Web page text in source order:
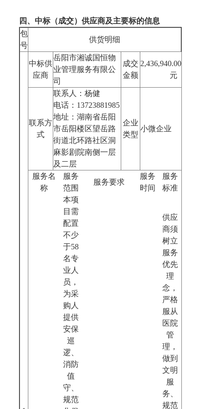
四、中标（成交）供应商及主要标的信息
包
号
供货明细
中标供
应商
岳阳市湘诚国恒物
业管理服务有限公
司
成交
金额
2,436,940.00
元
联系方
式
联系人：杨健
电话：13723881985
地址：湖南省岳阳
市岳阳楼区望岳路
街道北环路社区洞
麻影剧院南侧一层
及二层
企业
类型
小微企业
服务名
称
服务
范围
服务要求
服务
时间
服务
标准
本项
目需
配置
不少
于58
名专
业人
员，
为采
购人
提供
安保
巡
逻、
消防
值
守、
规范
供应
商须
树立
服务
优先
理
念，
严格
服从
医院
管
理，
做到
文明
服
务、
规范